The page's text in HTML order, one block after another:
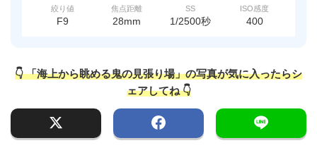
絞り値
F9
焦点距離
28mm
SS
1/2500秒
ISO感度
400
👇 「海上から眺める鬼の見張り場」の写真が気に入ったらシ
ェアしてね 👇